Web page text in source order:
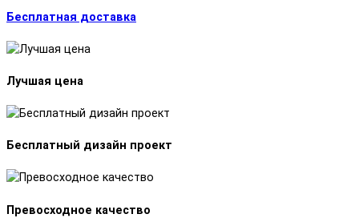
Бесплатная доставка
Лучшая цена
Бесплатный дизайн проект
Превосходное качество